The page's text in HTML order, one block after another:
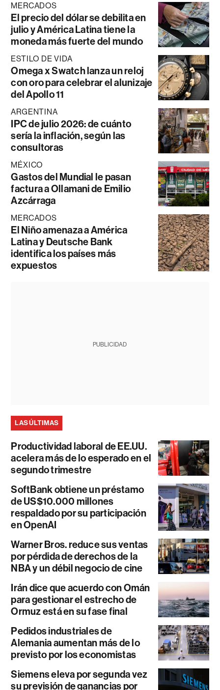
MERCADOS
El precio del dólar se debilita en
julio y América Latina tiene la
moneda más fuerte del mundo
ESTILO DE VIDA
Omega x Swatch lanza un reloj
con oro para celebrar el alunizaje
del Apollo 11
ARGENTINA
IPC de julio 2026: de cuánto
sería la inflación, según las
consultoras
MÉXICO
Gastos del Mundial le pasan
factura a Ollamani de Emilio
Azcárraga
MERCADOS
El Niño amenaza a América
Latina y Deutsche Bank
identifica los países más
expuestos
PUBLICIDAD
LAS ÚLTIMAS
Productividad laboral de EE.UU.
acelera más de lo esperado en el
segundo trimestre
SoftBank obtiene un préstamo
de US$10.000 millones
respaldado por su participación
en OpenAI
Warner Bros. reduce sus ventas
por pérdida de derechos de la
NBA y un débil negocio de cine
Irán dice que acuerdo con Omán
para gestionar el estrecho de
Ormuz está en su fase final
Pedidos industriales de
Alemania aumentan más de lo
previsto por los economistas
Siemens eleva por segunda vez
su previsión de ganancias por